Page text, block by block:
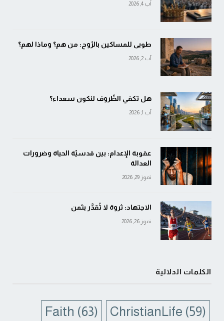
آب 4, 2026
طوبى للمساكين بالرّوح: من هم؟ وماذا لهم؟
آب 2, 2026
هل تكفي الظّروف لنكون سعداء؟
آب 1, 2026
عقوبة الإعدام: بين قدسيّة الحياة وضرورات
العدالة
تموز 29, 2026
الاجتهاد: ثروة لا تُقدَّر بثمن
تموز 26, 2026
الكلمات الدلالية
ChristianLife (59)
Faith (63)